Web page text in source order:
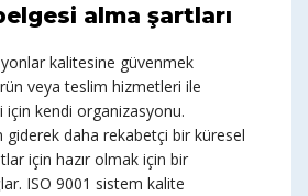
alma şartları
kalitesine güvenmek
veya teslim hizmetleri ile
kendi organizasyonu.
giderek daha rekabetçi bir küresel
için hazır olmak için bir
ISO 9001 sistem kalite